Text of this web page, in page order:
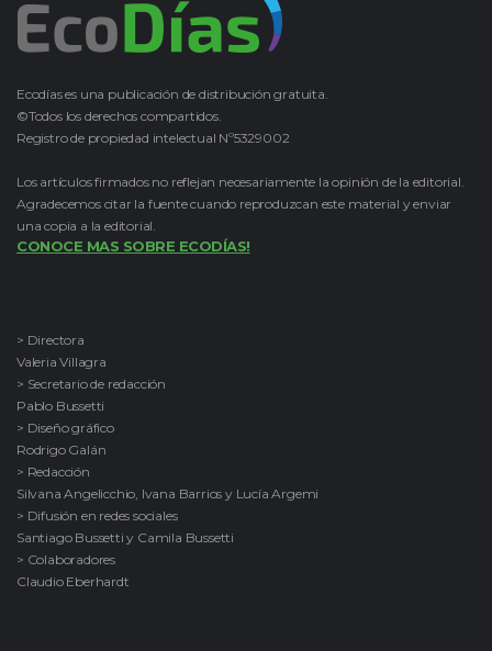
Ecodías es una publicación de distribución gratuita.
©Todos los derechos compartidos.
Registro de propiedad intelectual Nº5329002
Los artículos firmados no reflejan necesariamente la opinión de la editorial.
Agradecemos citar la fuente cuando reproduzcan este material y enviar
una copia a la editorial.
CONOCE MAS SOBRE ECODÍAS!
> Directora
Valeria Villagra
> Secretario de redacción
Pablo Bussetti
> Diseño gráfico
Rodrigo Galán
> Redacción
Silvana Angelicchio, Ivana Barrios y Lucía Argemi
> Difusión en redes sociales
Santiago Bussetti y Camila Bussetti
> Colaboradores
Claudio Eberhardt